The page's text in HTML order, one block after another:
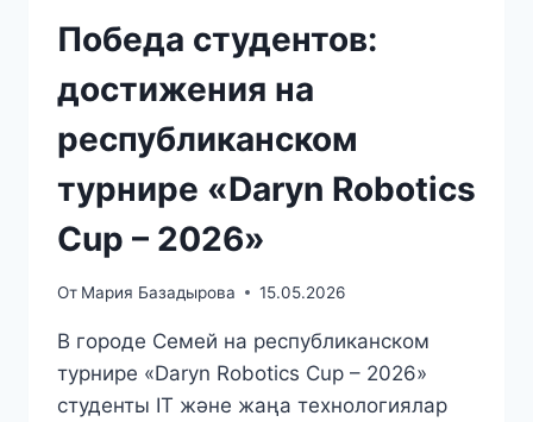
Победа студентов:
достижения на
республиканском
турнире «Daryn Robotics
Cup – 2026»
От Мария Базадырова 15.05.2026
В городе Семей на республиканском
турнире «Daryn Robotics Cup – 2026»
студенты IT және жаңа технологиялар